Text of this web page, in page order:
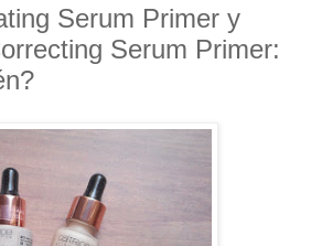
Serum Primer y
Serum Primer: